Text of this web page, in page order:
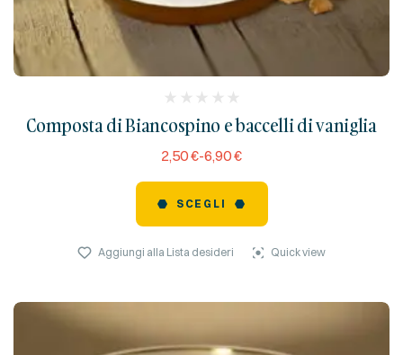
Composta di Biancospino e baccelli di vaniglia
reviews)
2,50€-6,90€
SCEGLI
Aggiungi alla Lista desideri Quick view